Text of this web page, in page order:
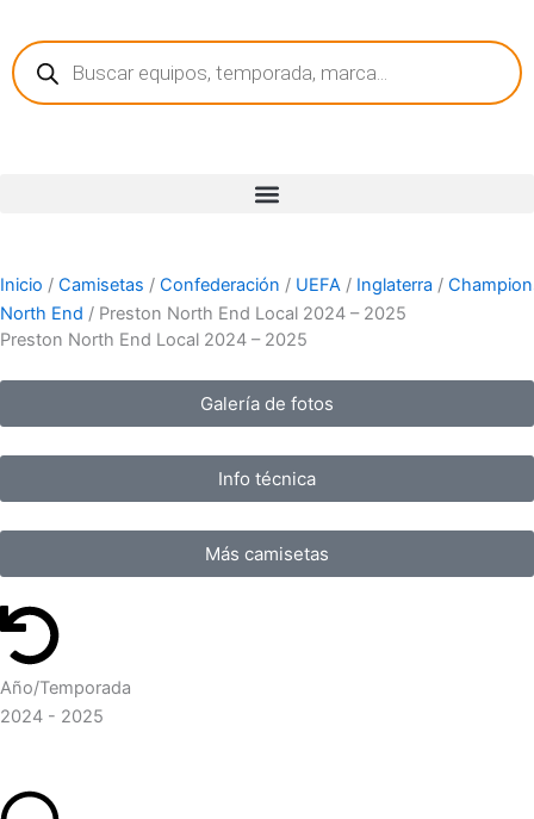
contenido
Búsqueda
de
productos
Inicio / Camisetas / Confederación / UEFA / Inglaterra /
North End / Preston North End Local 2024 – 2025
Preston North End Local 2024 – 2025
Galería de fotos
Info técnica
Más camisetas
Año/Temporada
2024 - 2025